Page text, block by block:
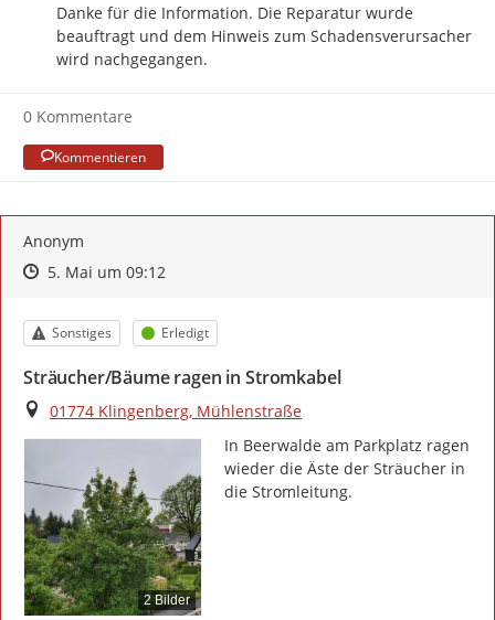
Danke für die Information. Die Reparatur wurde
beauftragt und dem Hinweis zum Schadensverursacher
wird nachgegangen.
0 Kommentare
Kommentieren
Anonym
Zeitpunkt des Erstellens
Zeitpunkt des Erstellens
5. Mai um 09:12Zur Äußerung
Kategorie
Sonstiges Status
Erledigt
Sträucher/Bäume ragen in Stromkabel
Ort
01774 Klingenberg, Mühlenstraße
2 Bilder
In Beerwalde am Parkplatz ragen
wieder die Äste der Sträucher in
die Stromleitung.